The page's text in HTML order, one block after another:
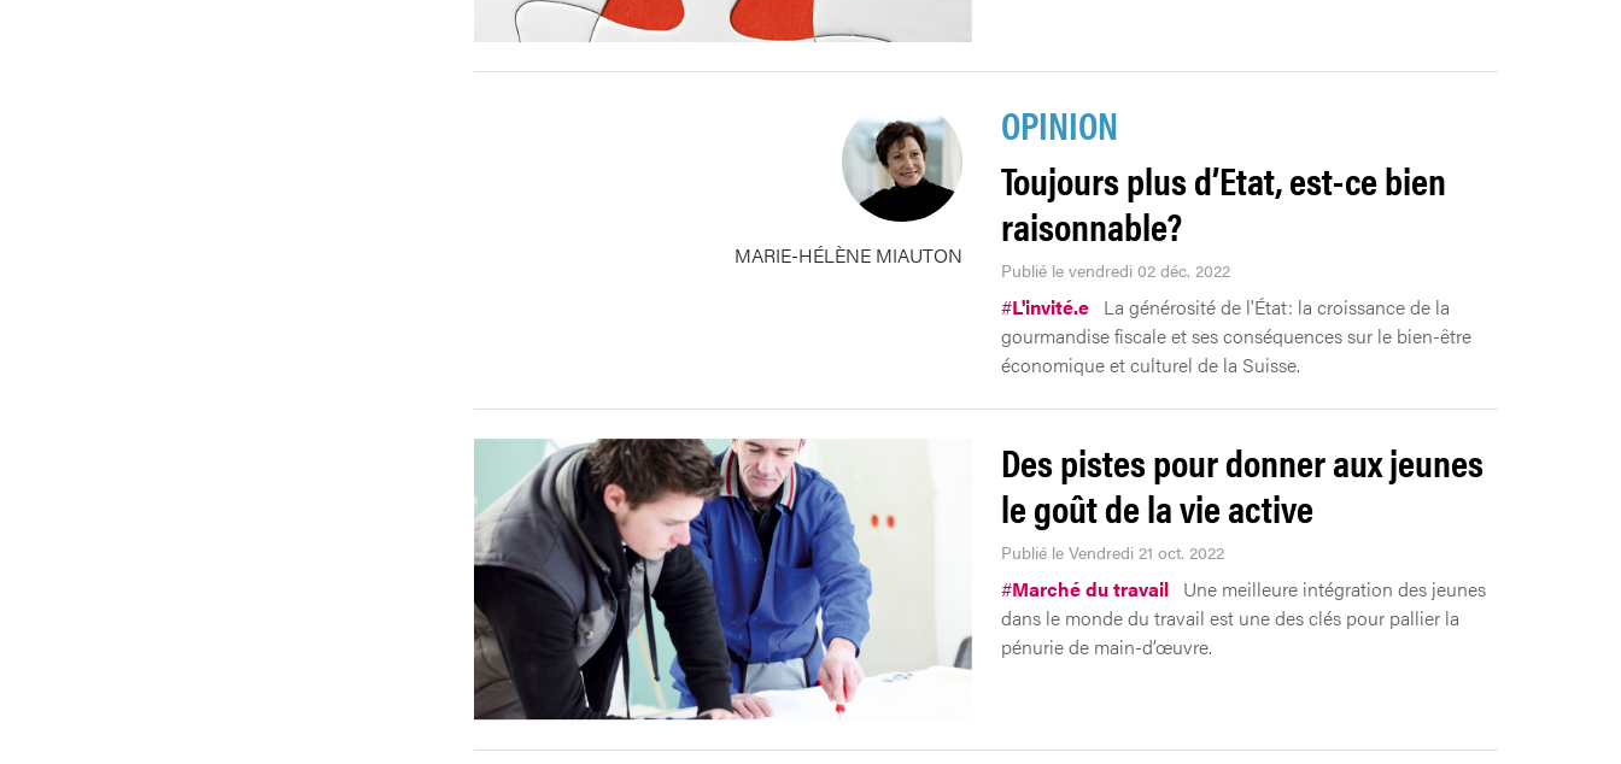
MARIE-HÉLÈNE MIAUTON
OPINION
Toujours plus d’Etat, est-ce bien
raisonnable?
Publié le vendredi 02 déc. 2022
#L'invité.e La générosité de l'État: la croissance de la
gourmandise fiscale et ses conséquences sur le bien-être
économique et culturel de la Suisse.
Des pistes pour donner aux jeunes
le goût de la vie active
Publié le Vendredi 21 oct. 2022
#Marché du travail Une meilleure intégration des jeunes
dans le monde du travail est une des clés pour pallier la
pénurie de main-d’œuvre.